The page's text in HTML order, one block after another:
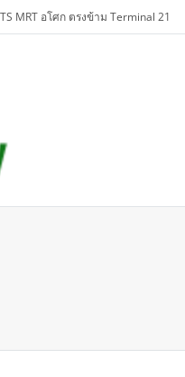
MRT อโศก ตรงข้าม Terminal 21